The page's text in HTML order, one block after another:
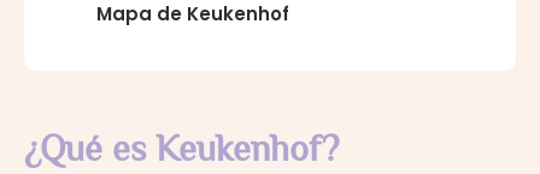
Mapa de Keukenhof
¿Qué es Keukenhof?